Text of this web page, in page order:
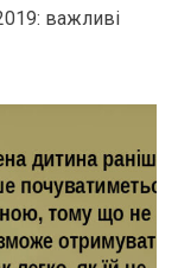
важливі